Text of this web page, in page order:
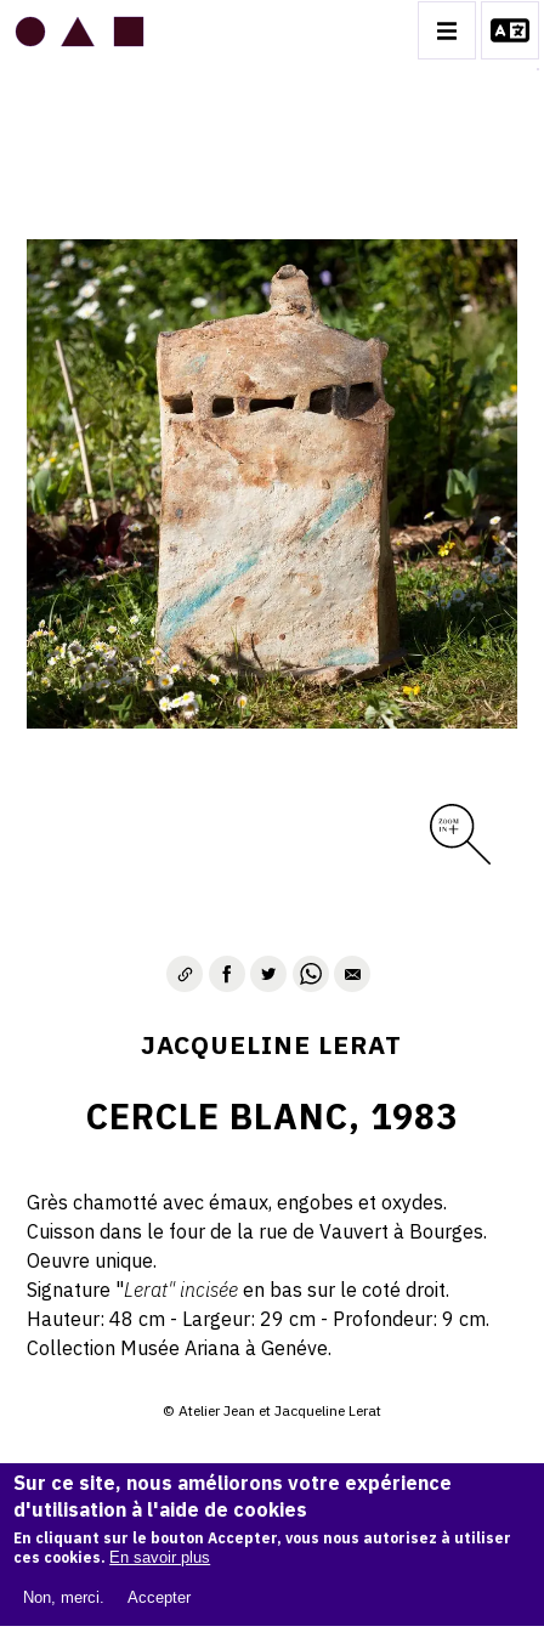
BIOGRAPHIE
CATALOGUE DES OEUVRES
ART SACRÉ
BESTIAIRE
BOUQUETIÈRES
CÉRAMIQUE ARCHITECTURALE
CÉRAMIQUE DU QUOTIDIEN
COUPES ET PLATS
DIVERS
PERSONNAGES
PIÈCES A MAIN ET CENDRIERS
PLANTES
SCÈNES DE LA VIE
SCULPTURE ABSTRAITE
JACQUELINE LERAT
CERCLE BLANC, 1983
Grès chamotté avec émaux, engobes et oxydes.
Cuisson dans le four de la rue de Vauvert à Bourges.
Oeuvre unique.
Signature "Lerat" inciséeen bas sur le coté droit.
Hauteur: 48 cm - Largeur: 29 cm - Profondeur: 9 cm.
Collection Musée Ariana à Genéve.
© Atelier Jean et Jacqueline Lerat
CITER CETTE ŒUVRE
Jacqueline Lerat,Cercle blanc, 1983
Catalogue raisonné de Jean et Jacqueline Lerat, OAM.ark:
Sur ce site, nous améliorons votre expérience
d'utilisation à l'aide de cookies
En cliquant sur le bouton Accepter, vous nous autorisez à utiliser
ces cookies. En savoir plus
Non, merci. Accepter